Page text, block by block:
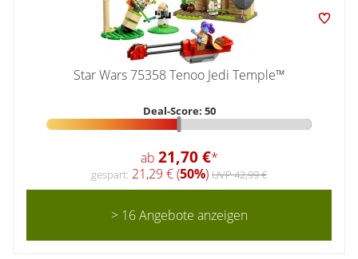
Star Wars 75358 Tenoo Jedi Temple™
Deal-Score: 50
ab 21,70 €*
gespart: 21,29 € (50%) UVP 42,99 €
> 16 Angebote anzeigen